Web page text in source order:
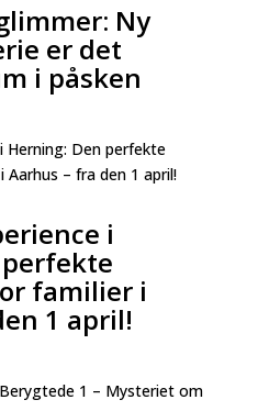
Ny
er det
i påsken
i
familier i
1 april!